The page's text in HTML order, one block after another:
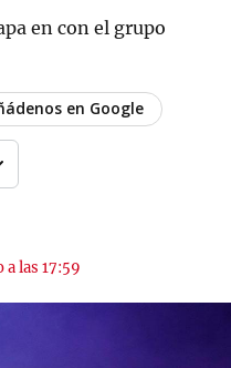
en con el grupo
a las 17:59
en Google